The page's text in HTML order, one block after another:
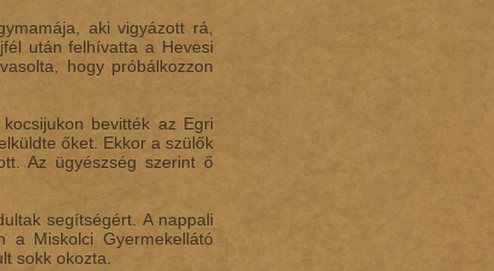
aki vigyázott rá,
után felhívatta a Hevesi
hogy próbálkozzon
bevitték az Egri
őket. Ekkor a szülők
Az ügyészség szerint ő
segítségért. A nappali
a Miskolci Gyermekellátó
sokk okozta.